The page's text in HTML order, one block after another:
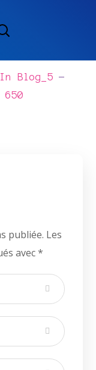
InBlog_5
publiée. Les
avec*